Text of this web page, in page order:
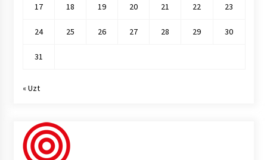
17 18 19 20 21 22 23
24 25 26 27 28 29 30
31
« Uzt